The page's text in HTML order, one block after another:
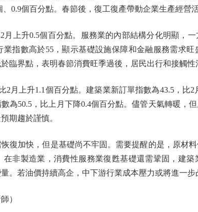
、0.9個百分點。春節後，復工復產帶動企業生產經營
上升0.5個百分點。服務業的內部結構分化明顯，一
指數高於55，顯示基礎設施保障和金融服務需求
臨界點，表明春節消費旺季過後，居民出行和接觸性
上升1.1個百分點。建築業新訂單指數為43.5，比2
為50.5，比上月下降0.4個百分點。儘管天氣轉暖，
期趨於謹慎。
加快，但是基礎尚不牢固。需要提醒的是，原材料
在非製造業，消費性服務業復甦基礎還需鞏固，建
。若油價持續高企，中下游行業成本壓力或將進一步
）